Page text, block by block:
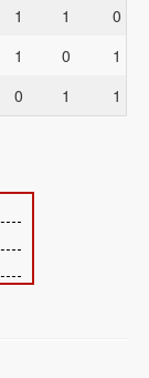
1 1
0
1 0
1
0 1 1